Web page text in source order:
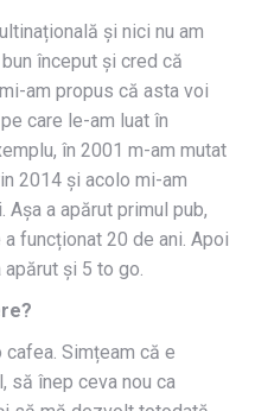
și nici nu am
început și cred că
am propus că asta voi
care le-am luat în
în 2001 m-am mutat
2014 și acolo mi-am
a apărut primul pub,
funcționat 20 de ani. Apoi
și 5 to go.
Simțeam că e
să înep ceva nou ca